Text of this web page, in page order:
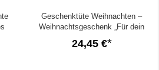
Geschenktüte Weihnachten –
Weihnachtsgeschenk „Für dein
großes Herz“ (Set 4)
24,45 €